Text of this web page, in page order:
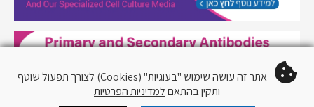
אתר זה עושה שימוש "בעוגיות" (Cookies) לצורך תפעול שוטף
ותקין בהתאםלמדיניות הפרטיות